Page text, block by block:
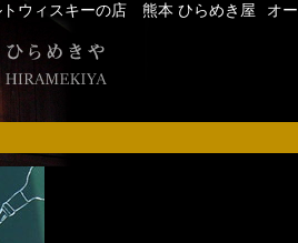
ウィスキーの店 熊本 ひらめき屋 オ